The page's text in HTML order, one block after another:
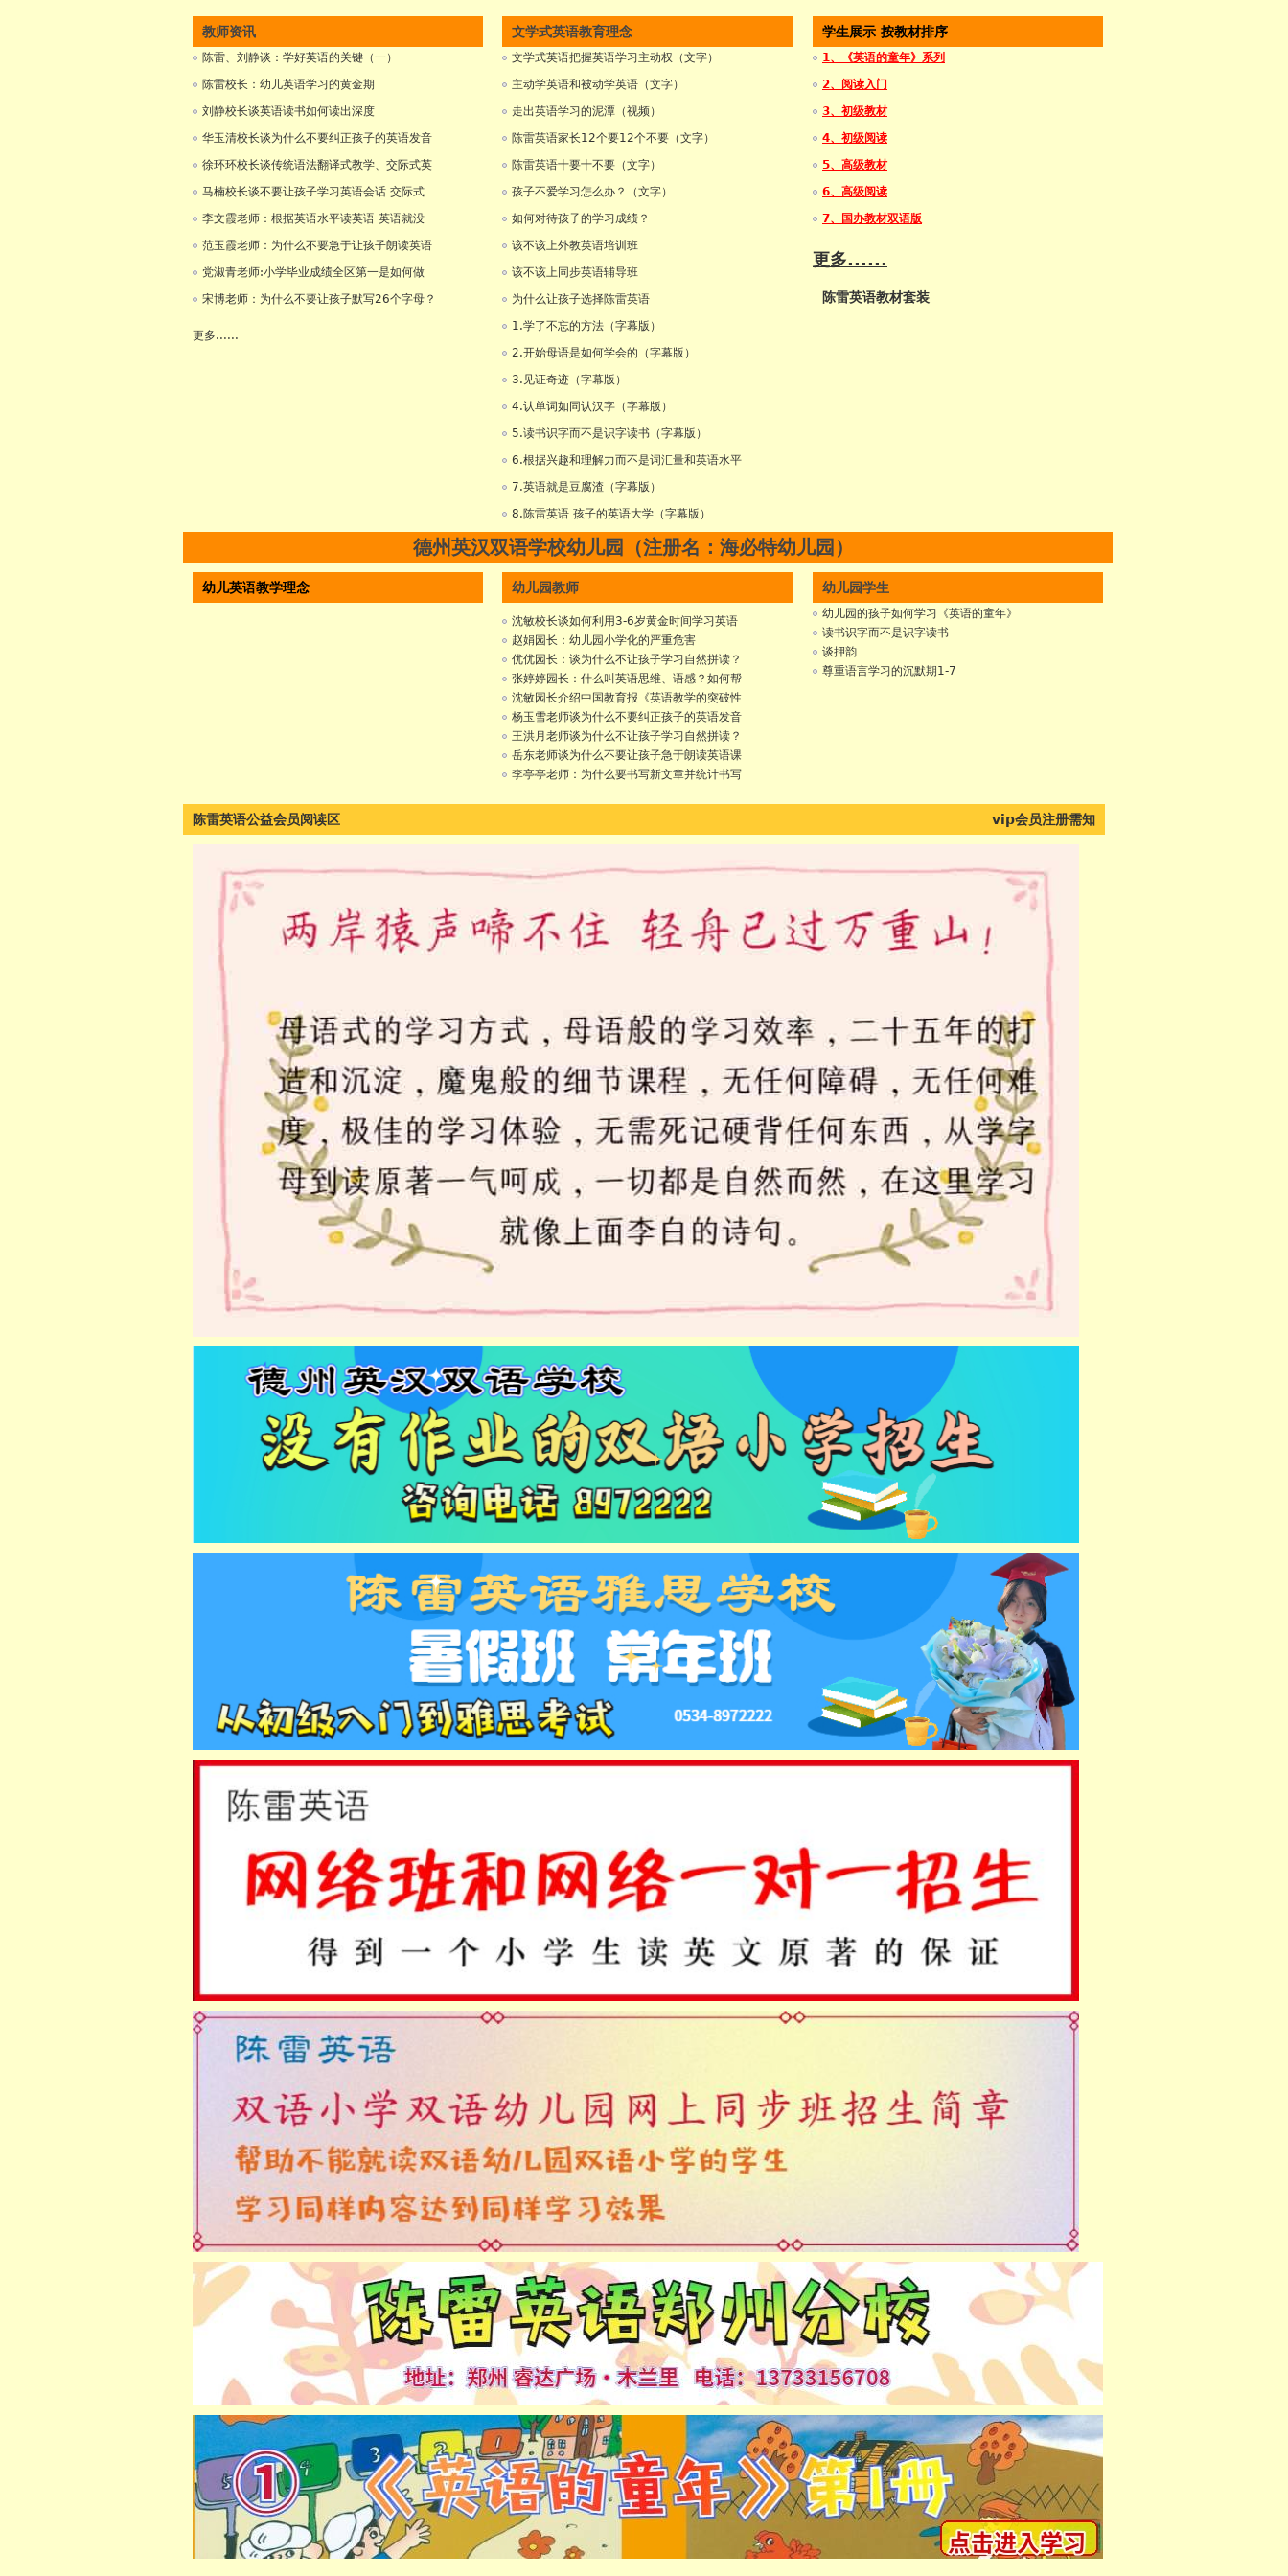
教师资讯
陈雷、刘静谈：学好英语的关键（一）
陈雷校长：幼儿英语学习的黄金期
刘静校长谈英语读书如何读出深度
华玉清校长谈为什么不要纠正孩子的英语发音
徐环环校长谈传统语法翻译式教学、交际式英
马楠校长谈不要让孩子学习英语会话 交际式
李文霞老师：根据英语水平读英语 英语就没
范玉霞老师：为什么不要急于让孩子朗读英语
党淑青老师:小学毕业成绩全区第一是如何做
宋博老师：为什么不要让孩子默写26个字母？
更多......
文学式英语教育理念
文学式英语把握英语学习主动权（文字）
主动学英语和被动学英语（文字）
走出英语学习的泥潭（视频）
陈雷英语家长12个要12个不要（文字）
陈雷英语十要十不要（文字）
孩子不爱学习怎么办？（文字）
如何对待孩子的学习成绩？
该不该上外教英语培训班
该不该上同步英语辅导班
为什么让孩子选择陈雷英语
1.学了不忘的方法（字幕版）
2.开始母语是如何学会的（字幕版）
3.见证奇迹（字幕版）
4.认单词如同认汉字（字幕版）
5.读书识字而不是识字读书（字幕版）
6.根据兴趣和理解力而不是词汇量和英语水平
7.英语就是豆腐渣（字幕版）
8.陈雷英语 孩子的英语大学（字幕版）
学生展示 按教材排序
1、《英语的童年》系列
2、阅读入门
3、初级教材
4、初级阅读
5、高级教材
6、高级阅读
7、国办教材双语版
更多......
陈雷英语教材套装
德州英汉双语学校幼儿园（注册名：海必特幼儿园）
幼儿英语教学理念 幼儿园教师
沈敏校长谈如何利用3-6岁黄金时间学习英语
赵娟园长：幼儿园小学化的严重危害
优优园长：谈为什么不让孩子学习自然拼读？
张婷婷园长：什么叫英语思维、语感？如何帮
沈敏园长介绍中国教育报《英语教学的突破性
杨玉雪老师谈为什么不要纠正孩子的英语发音
王洪月老师谈为什么不让孩子学习自然拼读？
岳东老师谈为什么不要让孩子急于朗读英语课
李亭亭老师：为什么要书写新文章并统计书写
幼儿园学生
幼儿园的孩子如何学习《英语的童年》
读书识字而不是识字读书
谈押韵
尊重语言学习的沉默期1-7
陈雷英语公益会员阅读区 vip会员注册需知